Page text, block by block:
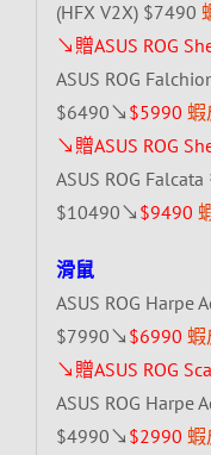
(HFX V2X) $7490
↘贈ASUS ROG
ASUS ROG
$6490↘ $5990 蝦
↘贈ASUS ROG
ASUS ROG
$10490↘ $9490
滑鼠
ASUS ROG Harpe
$7990↘ $6990 蝦
↘贈ASUS ROG
ASUS ROG Harpe
$4990↘ $2990 蝦